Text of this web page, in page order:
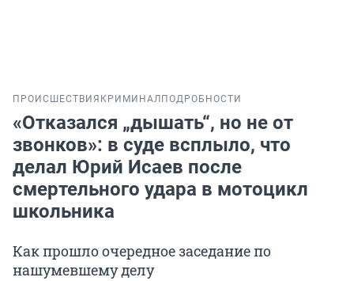
ПРОИСШЕСТВИЯ КРИМИНАЛ ПОДРОБНОСТИ
«Отказался „дышать“, но не от
звонков»: в суде всплыло, что
делал Юрий Исаев после
смертельного удара в мотоцикл
школьника
Как прошло очередное заседание по
нашумевшему делу